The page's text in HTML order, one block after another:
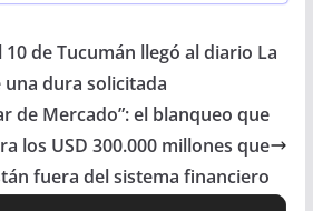
t
s
A
p
i
r
e
10 de Tucumán llegó al diario La
una dura solicitada
de Mercado”: el blanqueo que
los USD 300.000 millones que
fuera del sistema financiero